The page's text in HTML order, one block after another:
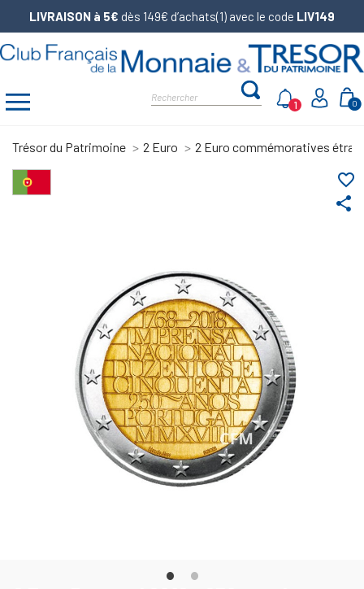
LIVRAISON à 5€ dès 149€ d’achats(1) avec le code LIV149
0
1
Trésor du Patrimoine 2 Euro 2 Euro commémoratives
share
favorite_border